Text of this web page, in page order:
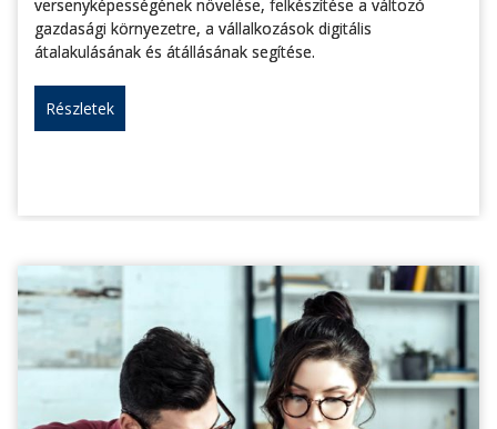
versenyképességének növelése, felkészítése a változó
gazdasági környezetre, a vállalkozások digitális
átalakulásának és átállásának segítése.
Részletek